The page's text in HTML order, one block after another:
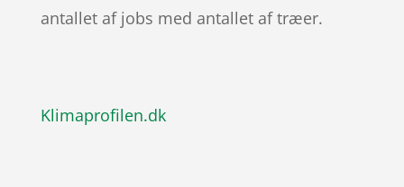
antallet af jobs med antallet af træer.
Klimaprofilen.dk